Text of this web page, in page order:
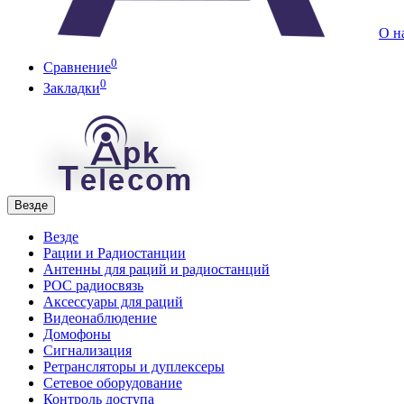
О
Сравнение0
Закладки0
Везде
Везде
Рации и Радиостанции
Антенны для раций и радиостанций
POC радиосвязь
Аксессуары для раций
Видеонаблюдение
Домофоны
Сигнализация
Ретрансляторы и дуплексеры
Сетевое оборудование
Контроль доступа